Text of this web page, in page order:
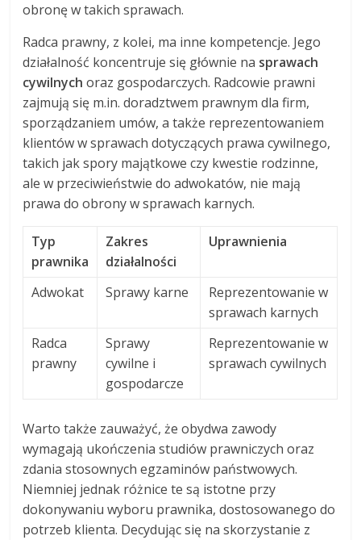
obronę w takich sprawach.
Radca prawny, z kolei, ma inne kompetencje. Jego
działalność koncentruje się głównie na sprawach
cywilnych oraz gospodarczych. Radcowie prawni
zajmują się m.in. doradztwem prawnym dla firm,
sporządzaniem umów, a także reprezentowaniem
klientów w sprawach dotyczących prawa cywilnego,
takich jak spory majątkowe czy kwestie rodzinne,
ale w przeciwieństwie do adwokatów, nie mają
prawa do obrony w sprawach karnych.
Typ
prawnika
Zakres
działalności
Uprawnienia
Adwokat Sprawy karne
Reprezentowanie w
sprawach karnych
Radca
prawny
Sprawy
cywilne i
gospodarcze
Reprezentowanie w
sprawach cywilnych
Warto także zauważyć, że obydwa zawody
wymagają ukończenia studiów prawniczych oraz
zdania stosownych egzaminów państwowych.
Niemniej jednak różnice te są istotne przy
dokonywaniu wyboru prawnika, dostosowanego do
potrzeb klienta. Decydując się na skorzystanie z